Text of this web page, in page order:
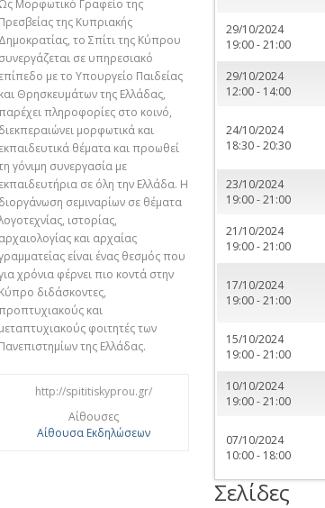
Μορφωτικό Γραφείο της
Πρεσβείας της Κυπριακής
Δημοκρατίας, το Σπίτι της Κύπρου
συνεργάζεται σε υπηρεσιακό
επίπεδο με το Υπουργείο Παιδείας
και Θρησκευμάτων της Ελλάδας,
πληροφορίες στο κοινό,
διεκπεραιώνει μορφωτικά και
εκπαιδευτικά θέματα και προωθεί
γόνιμη συνεργασία με
εκπαιδευτήρια σε όλη την Ελλάδα. Η
διοργάνωση σεμιναρίων σε θέματα
ιστορίας,
αρχαιολογίας και αρχαίας
είναι ένας θεσμός που
χρόνια φέρνει πιο κοντά στην
Κύπρο διδάσκοντες,
και
μεταπτυχιακούς φοιτητές των
Πανεπιστημίων της Ελλάδας.
http://spititiskyprou.gr/
Αίθουσες
Αίθουσα Εκδηλώσεων
29/10/2024
19:00 - 21:00
29/10/2024
12:00 - 14:00
24/10/2024
18:30 - 20:30
23/10/2024
19:00 - 21:00
21/10/2024
19:00 - 21:00
17/10/2024
19:00 - 21:00
15/10/2024
19:00 - 21:00
10/10/2024
19:00 - 21:00
07/10/2024
10:00 - 18:00
Σελίδες